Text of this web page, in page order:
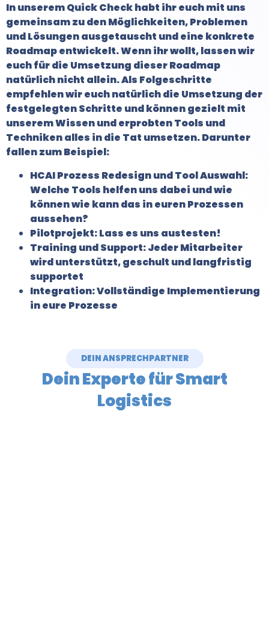
In unserem Quick Check habt ihr euch mit uns
gemeinsam zu den Möglichkeiten, Problemen
und Lösungen ausgetauscht und eine konkrete
Roadmap entwickelt. Wenn ihr wollt, lassen wir
euch für die Umsetzung dieser Roadmap
natürlich nicht allein. Als Folgeschritte
empfehlen wir euch natürlich die Umsetzung der
festgelegten Schritte und können gezielt mit
unserem Wissen und erprobten Tools und
Techniken alles in die Tat umsetzen. Darunter
fallen zum Beispiel:
HCAI Prozess Redesign und Tool Auswahl:
Welche Tools helfen uns dabei und wie
können wie kann das in euren Prozessen
aussehen?
Pilotprojekt: Lass es uns austesten!
Training und Support: Jeder Mitarbeiter
wird unterstützt, geschult und langfristig
supportet
Integration: Vollständige Implementierung
in eure Prozesse
DEIN ANSPRECHPARTNER
DeinExpertefür Smart
Logistics